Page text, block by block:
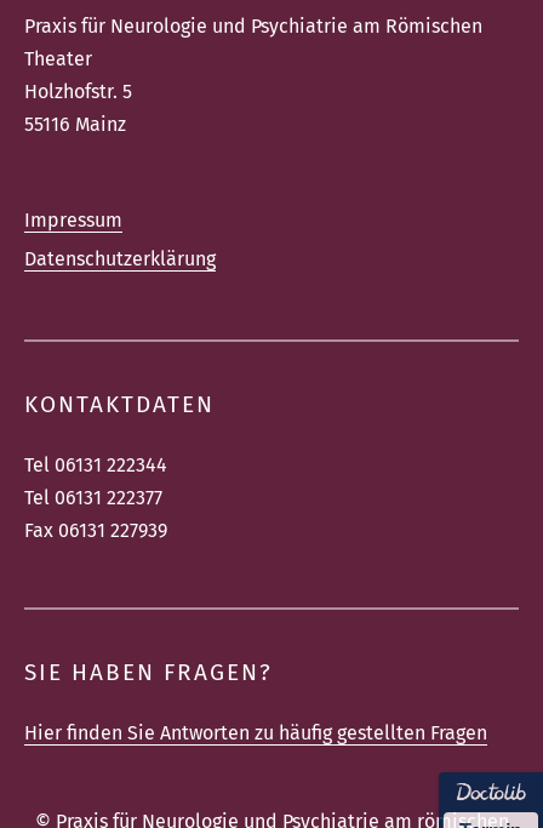
Praxis für Neurologie und Psychiatrie am Römischen
Theater
Holzhofstr. 5
55116 Mainz
Impressum
Datenschutzerklärung
KONTAKTDATEN
Tel 06131 222344‎
Tel 06131 222377‎
Fax 06131 227939‎
SIE HABEN FRAGEN?
Hier finden Sie Antworten zu häufig gestellten Fragen
© Praxis für Neurologie und Psychiatrie am römischen